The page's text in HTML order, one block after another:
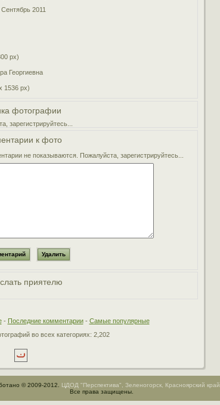
2011
px)
Георгиевна
1536 px)
фотографии
зарегистрируйтесь...
к фото
не показываются. Пожалуйста, зарегистрируйтесь...
приятелю
- Последние комментарии- Самые популярные
во всех категориях: 2,202
© 2009-2012. ЦДОД "Перспектива", Зеленогорск, Красноярский край
Все права защищены.